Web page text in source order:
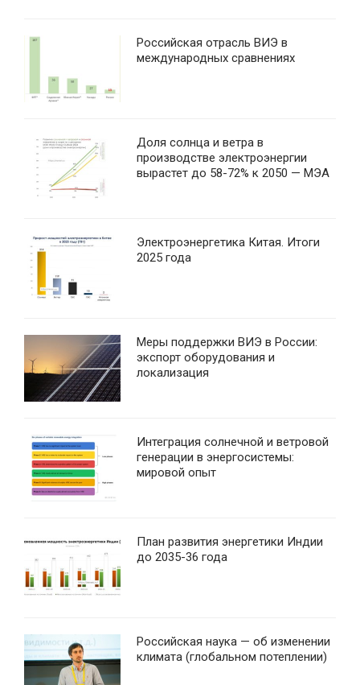
Российская отрасль ВИЭ в
международных сравнениях
Доля солнца и ветра в
производстве электроэнергии
вырастет до 58-72% к 2050 — МЭА
Электроэнергетика Китая. Итоги
2025 года
Меры поддержки ВИЭ в России:
экспорт оборудования и
локализация
Интеграция солнечной и ветровой
генерации в энергосистемы:
мировой опыт
План развития энергетики Индии
до 2035-36 года
Российская наука — об изменении
климата (глобальном потеплении)